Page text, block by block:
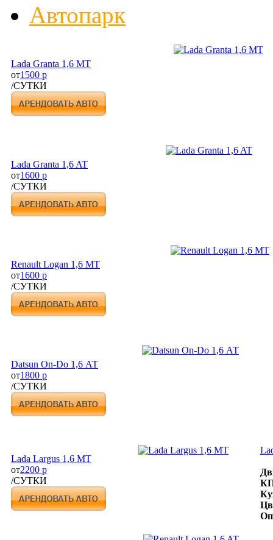
Автопарк
Lada Granta 1,6 MT
от1500 р
/СУТКИ
Lada Granta 1,6 AT
от1600 р
/СУТКИ
Renault Logan 1,6 MT
от1600 р
/СУТКИ
Datsun On-Do 1,6 АТ
от1800 р
/СУТКИ
Lada Largus 1,6 MT
от2200 р
/СУТКИ